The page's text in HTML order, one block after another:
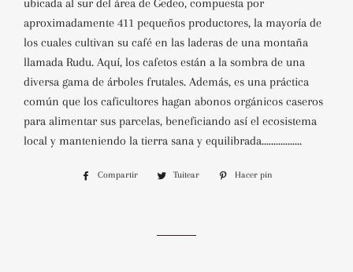
ubicada al sur del área de Gedeo, compuesta por
aproximadamente 411 pequeños productores, la mayoría de
los cuales cultivan su café en las laderas de una montaña
llamada Rudu. Aquí, los cafetos están a la sombra de una
diversa gama de árboles frutales. Además, es una práctica
común que los caficultores hagan abonos orgánicos caseros
para alimentar sus parcelas, beneficiando así el ecosistema
local y manteniendo la tierra sana y equilibrada.................
Compartir
CompartirTuitear
Tuitear
Hacer pin